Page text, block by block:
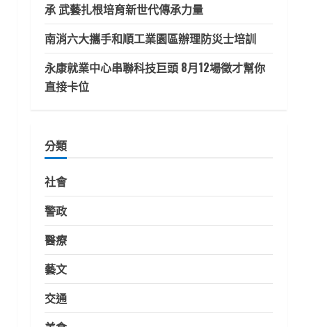
承 武藝扎根培育新世代傳承力量
南消六大攜手和順工業園區辦理防災士培訓
永康就業中心串聯科技巨頭 8月12場徵才幫你
直接卡位
分類
社會
警政
醫療
藝文
交通